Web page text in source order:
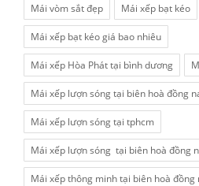
Mái vòm sắt đẹp Mái xếp bạt kéo
Mái xếp bạt kéo giá bao nhiêu
Mái xếp Hòa Phát tại bình dương
Mái xếp lượn sóng tại biên hoà đồng
Mái xếp lượn sóng tại tphcm
Mái xếp lượn sóng tại biên hoà đồng
Mái xếp thông minh tại biên hoà đồng